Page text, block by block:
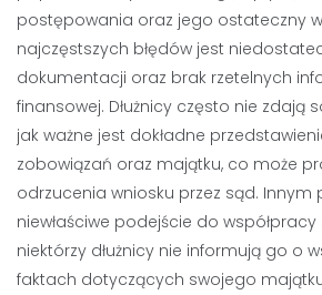
postępowania oraz jego ostateczny
najczęstszych błędów jest
dokumentacji oraz brak rzetelnych
finansowej. Dłużnicy często nie zdają
jak ważne jest dokładne
zobowiązań oraz majątku, co może
odrzucenia wniosku przez sąd.
niewłaściwe podejście do
niektórzy dłużnicy nie informują go o
faktach dotyczących swojego